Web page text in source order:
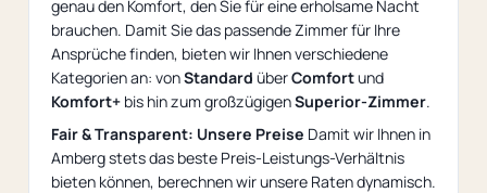
genau den Komfort, den Sie für eine erholsame Nacht
brauchen. Damit Sie das passende Zimmer für Ihre
Ansprüche finden, bieten wir Ihnen verschiedene
Kategorien an: vonStandard überComfortund
Komfort+bis hin zum großzügigenSuperior-Zimmer.
Fair & Transparent: Unsere Preise Damit wir Ihnen in
Amberg stets das beste Preis-Leistungs-Verhältnis
bieten können, berechnen wir unsere Raten dynamisch.